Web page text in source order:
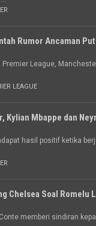
Rumor Ancaman
League,
LEAGUE
Kylian Mbappe dan
hasil positif ketika
Chelsea Soal Romelu
memberi sindiran